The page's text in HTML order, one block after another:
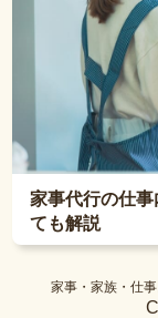
家事代行の仕
ても解説
家事・家族・仕